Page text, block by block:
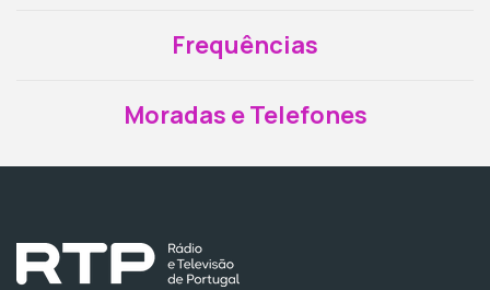
Frequências
Moradas e Telefones